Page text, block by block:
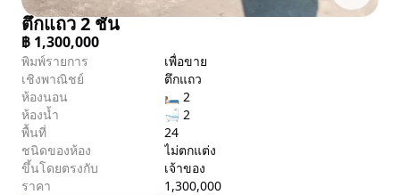
ตึกแถว 2 ชั้น
฿ 1,300,000
พิมพ์รายการ
เพื่อขาย
เชิงพาณิชย์
ตึกแถว
ห้องนอน
🛏 2
ห้องน้ำ
🛁 2
พื้นที่
24
ชนิดของห้อง
ไม่ตกแต่ง
ขึ้นโดยตรงกับ
เจ้าของ
ราคา
1,300,000